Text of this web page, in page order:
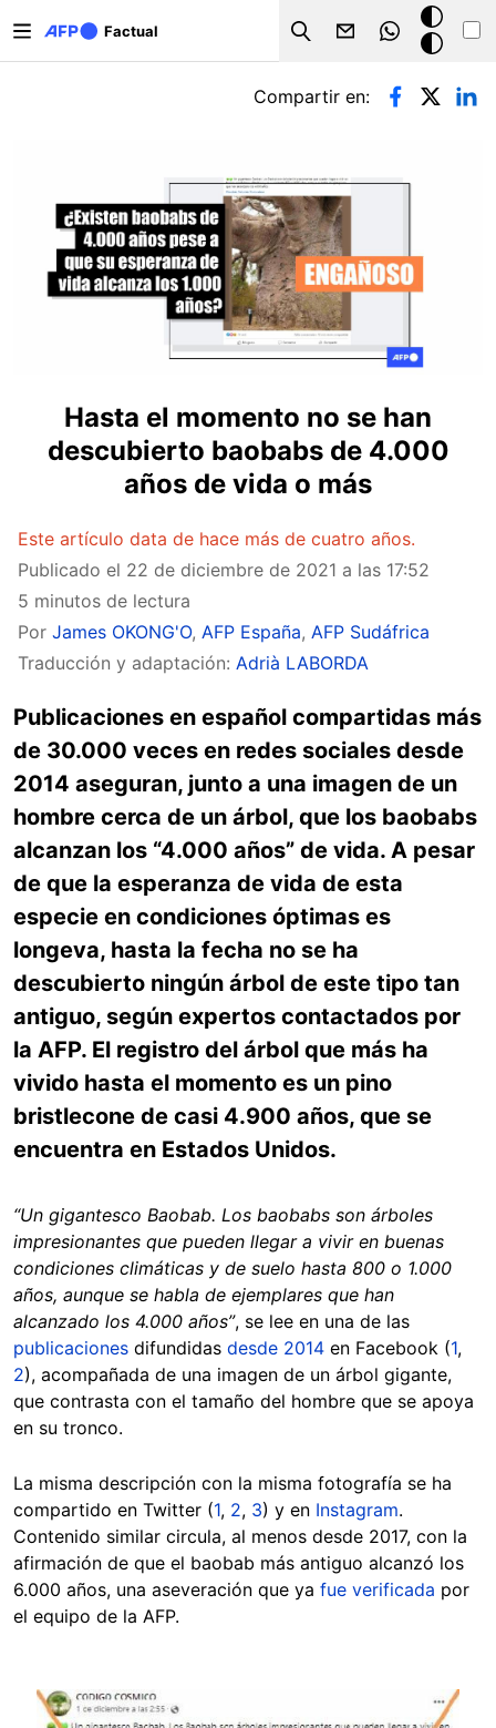
Factual
Search
Modo
oscuro
Solapas principales
Compartir en:
Hasta el momento no se han
descubierto baobabs de 4.000
años de vida o más
Este artículo data de hace más de cuatro años.
Publicado el 22 de diciembre de 2021 a las 17:52
5 minutos de lectura
Por James OKONG'O, AFP España, AFP Sudáfrica
Traducción y adaptación: Adrià LABORDA
Publicaciones en español compartidas más
de 30.000 veces en redes sociales desde
2014 aseguran, junto a una imagen de un
hombre cerca de un árbol, que los baobabs
alcanzan los “4.000 años” de vida. A pesar
de que la esperanza de vida de esta
especie en condiciones óptimas es
longeva, hasta la fecha no se ha
descubierto ningún árbol de este tipo tan
antiguo, según expertos contactados por
la AFP. El registro del árbol que más ha
vivido hasta el momento es un pino
bristlecone de casi 4.900 años, que se
encuentra en Estados Unidos.
“Un gigantesco Baobab. Los baobabs son árboles
impresionantes que pueden llegar a vivir en buenas
condiciones climáticas y de suelo hasta 800 o 1.000
años, aunque se habla de ejemplares que han
alcanzado los 4.000 años”, se lee en una de las
publicaciones difundidas desde 2014 en Facebook (1,
2), acompañada de una imagen de un árbol gigante,
que contrasta con el tamaño del hombre que se apoya
en su tronco.
La misma descripción con la misma fotografía se ha
compartido en Twitter (1, 2, 3) y en Instagram.
Contenido similar circula, al menos desde 2017, con la
afirmación de que el baobab más antiguo alcanzó los
6.000 años, una aseveración que ya fue verificada por
el equipo de la AFP.
Image